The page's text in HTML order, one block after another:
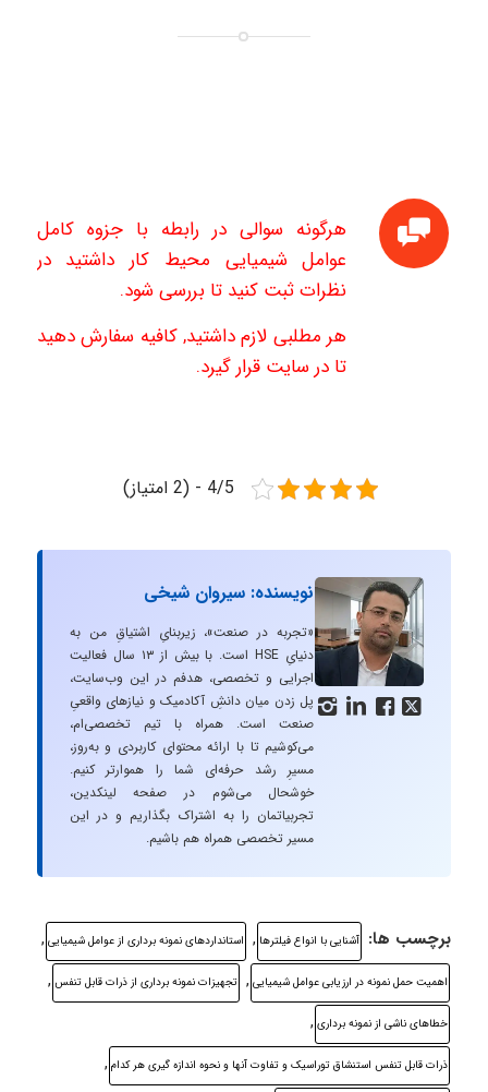
هرگونه سوالی در رابطه با جزوه کامل
عوامل شیمیایی محیط کار داشتید در
نظرات ثبت کنید تا بررسی شود.
هر مطلبی لازم داشتید, کافیه سفارش دهید
تا در سایت قرار گیرد.
4/5 - (2 امتیاز)
   
نویسنده: سیروان شیخی
«تجربه در صنعت»، زیربنایِ اشتیاقِ من به
دنیایِ HSE است. با بیش از ۱۳ سال فعالیت
اجرایی و تخصصی، هدفم در این وب‌سایت،
پل زدن میان دانشِ آکادمیک و نیازهای واقعیِ
صنعت است. همراه با تیم تخصصی‌ام،
می‌کوشیم تا با ارائه محتوای کاربردی و به‌روز،
مسیرِ رشد حرفه‌ای شما را هموارتر کنیم.
خوشحال می‌شوم در صفحه لینکدین،
تجربیاتمان را به اشتراک بگذاریم و در این
مسیر تخصصی همراه هم باشیم.
برچسب ها: آشنایی با انواع فیلترها , استانداردهای نمونه برداری از عوامل شیمیایی ,
اهمیت حمل نمونه در ارزیابی عوامل شیمیایی , تجهیزات نمونه برداری از ذرات قابل تنفس ,
خطاهای ناشی از نمونه برداری ,
ذرات قابل تنفس استنشاق توراسیک و تفاوت آنها و نحوه اندازه گیری هر کدام ,